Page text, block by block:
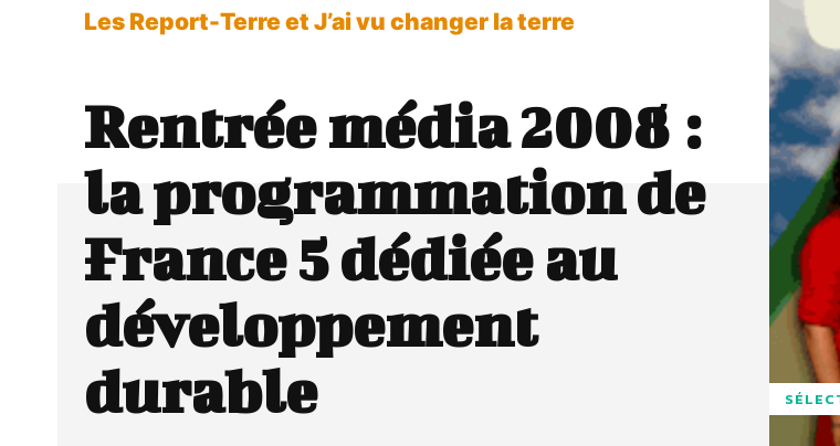
Les Report-Terre et J’ai vu changer la terre
Rentrée média 2008 :
la programmation de
France 5 dédiée au
développement
durable